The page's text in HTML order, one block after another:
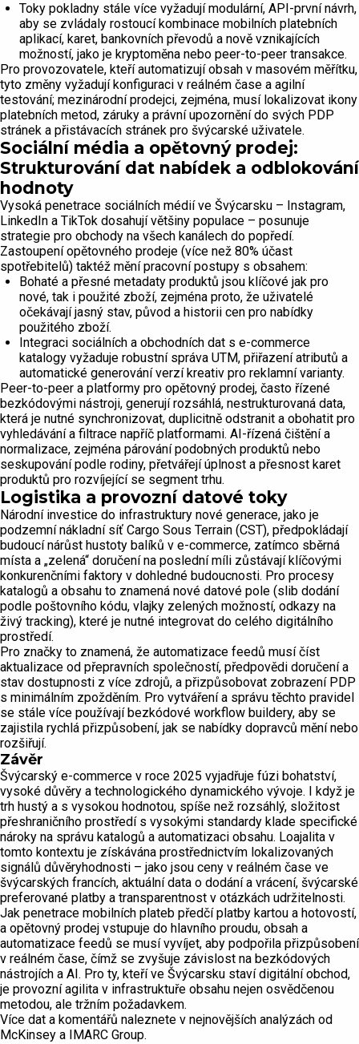
Toky pokladny stále více vyžadují modulární, API-první návrh,
aby se zvládaly rostoucí kombinace mobilních platebních
aplikací, karet, bankovních převodů a nově vznikajících
možností, jako je kryptoměna nebo peer-to-peer transakce.
Pro provozovatele, kteří automatizují obsah v masovém měřítku,
tyto změny vyžadují konfiguraci v reálném čase a agilní
testování; mezinárodní prodejci, zejména, musí lokalizovat ikony
platebních metod, záruky a právní upozornění do svých PDP
stránek a přistávacích stránek pro švýcarské uživatele.
Sociální média a opětovný prodej:
Strukturování dat nabídek a odblokování
hodnoty
Vysoká penetrace sociálních médií ve Švýcarsku – Instagram,
LinkedIn a TikTok dosahují většiny populace – posunuje
strategie pro obchody na všech kanálech do popředí.
Zastoupení opětovného prodeje (více než 80% účast
spotřebitelů) taktéž mění pracovní postupy s obsahem:
Bohaté a přesné metadaty produktů jsou klíčové jak pro
nové, tak i použité zboží, zejména proto, že uživatelé
očekávají jasný stav, původ a historii cen pro nabídky
použitého zboží.
Integraci sociálních a obchodních dat s e-commerce
katalogy vyžaduje robustní správa UTM, přiřazení atributů a
automatické generování verzí kreativ pro reklamní varianty.
Peer-to-peer a platformy pro opětovný prodej, často řízené
bezkódovými nástroji, generují rozsáhlá, nestrukturovaná data,
která je nutné synchronizovat, duplicitně odstranit a obohatit pro
vyhledávání a filtrace napříč platformami. AI-řízená čištění a
normalizace, zejména párování podobných produktů nebo
seskupování podle rodiny, přetvářejí úplnost a přesnost karet
produktů pro rozvíjející se segment trhu.
Logistika a provozní datové toky
Národní investice do infrastruktury nové generace, jako je
podzemní nákladní síť Cargo Sous Terrain (CST), předpokládají
budoucí nárůst hustoty balíků v e-commerce, zatímco sběrná
místa a „zelená“ doručení na poslední míli zůstávají klíčovými
konkurenčními faktory v dohledné budoucnosti. Pro procesy
katalogů a obsahu to znamená nové datové pole (slib dodání
podle poštovního kódu, vlajky zelených možností, odkazy na
živý tracking), které je nutné integrovat do celého digitálního
prostředí.
Pro značky to znamená, že automatizace feedů musí číst
aktualizace od přepravních společností, předpovědi doručení a
stav dostupnosti z více zdrojů, a přizpůsobovat zobrazení PDP
s minimálním zpožděním. Pro vytváření a správu těchto pravidel
se stále více používají bezkódové workflow buildery, aby se
zajistila rychlá přizpůsobení, jak se nabídky dopravců mění nebo
rozšiřují.
Závěr
Švýcarský e-commerce v roce 2025 vyjadřuje fúzi bohatství,
vysoké důvěry a technologického dynamického vývoje. I když je
trh hustý a s vysokou hodnotou, spíše než rozsáhlý, složitost
přeshraničního prostředí s vysokými standardy klade specifické
nároky na správu katalogů a automatizaci obsahu. Loajalita v
tomto kontextu je získávána prostřednictvím lokalizovaných
signálů důvěryhodnosti – jako jsou ceny v reálném čase ve
švýcarských francích, aktuální data o dodání a vrácení, švýcarské
preferované platby a transparentnost v otázkách udržitelnosti.
Jak penetrace mobilních plateb předčí platby kartou a hotovostí,
a opětovný prodej vstupuje do hlavního proudu, obsah a
automatizace feedů se musí vyvíjet, aby podpořila přizpůsobení
v reálném čase, čímž se zvyšuje závislost na bezkódových
nástrojích a AI. Pro ty, kteří ve Švýcarsku staví digitální obchod,
je provozní agilita v infrastruktuře obsahu nejen osvědčenou
metodou, ale tržním požadavkem.
Více dat a komentářů naleznete v nejnovějších analýzách od
McKinsey a IMARC Group.